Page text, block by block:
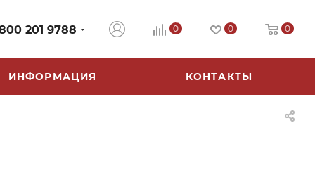
201 9788 0 0 0
ИНФОРМАЦИЯ КОНТАКТЫ